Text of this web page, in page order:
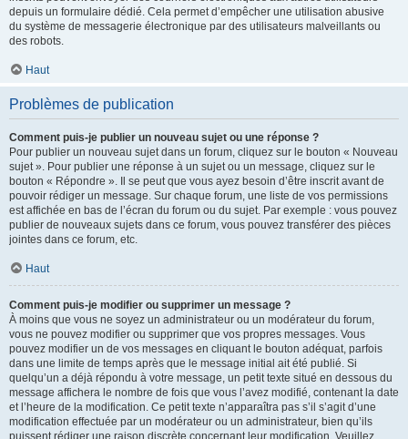
depuis un formulaire dédié. Cela permet d’empêcher une utilisation abusive
du système de messagerie électronique par des utilisateurs malveillants ou
des robots.
Haut
Problèmes de publication
Comment puis-je publier un nouveau sujet ou une réponse ?
Pour publier un nouveau sujet dans un forum, cliquez sur le bouton « Nouveau
sujet ». Pour publier une réponse à un sujet ou un message, cliquez sur le
bouton « Répondre ». Il se peut que vous ayez besoin d’être inscrit avant de
pouvoir rédiger un message. Sur chaque forum, une liste de vos permissions
est affichée en bas de l’écran du forum ou du sujet. Par exemple : vous pouvez
publier de nouveaux sujets dans ce forum, vous pouvez transférer des pièces
jointes dans ce forum, etc.
Haut
Comment puis-je modifier ou supprimer un message ?
À moins que vous ne soyez un administrateur ou un modérateur du forum,
vous ne pouvez modifier ou supprimer que vos propres messages. Vous
pouvez modifier un de vos messages en cliquant le bouton adéquat, parfois
dans une limite de temps après que le message initial ait été publié. Si
quelqu’un a déjà répondu à votre message, un petit texte situé en dessous du
message affichera le nombre de fois que vous l’avez modifié, contenant la date
et l’heure de la modification. Ce petit texte n’apparaîtra pas s’il s’agit d’une
modification effectuée par un modérateur ou un administrateur, bien qu’ils
puissent rédiger une raison discrète concernant leur modification. Veuillez